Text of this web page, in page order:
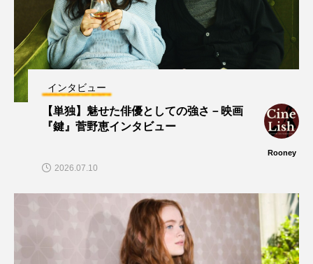
インタビュー
【単独】魅せた俳優としての強さ－映画
『鍵』菅野恵インタビュー
Rooney
2026.07.10